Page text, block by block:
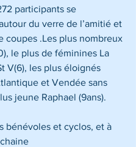
participants se
du verre de l’amitié et
coupes .Les plus nombreux
le plus de féminines La
V(6), les plus éloignés
et Vendée sans
jeune Raphael (9ans).
bénévoles et cyclos, et à